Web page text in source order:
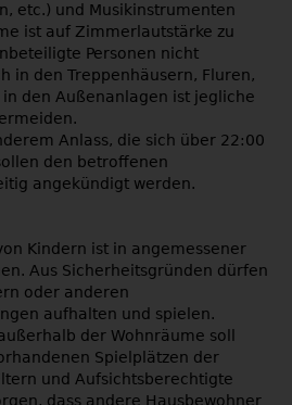
etc.) und Musikinstrumenten
ist auf Zimmerlautstärke zu
Personen nicht
in den Treppenhäusern, Fluren,
den Außenanlagen ist jegliche
Anlass, die sich über 22:00
den betroffenen
angekündigt werden.
Kindern ist in angemessener
Aus Sicherheitsgründen dürfen
oder anderen
aufhalten und spielen.
der Wohnräume soll
Spielplätzen der
und Aufsichtsberechtigte
dass andere Hausbewohner